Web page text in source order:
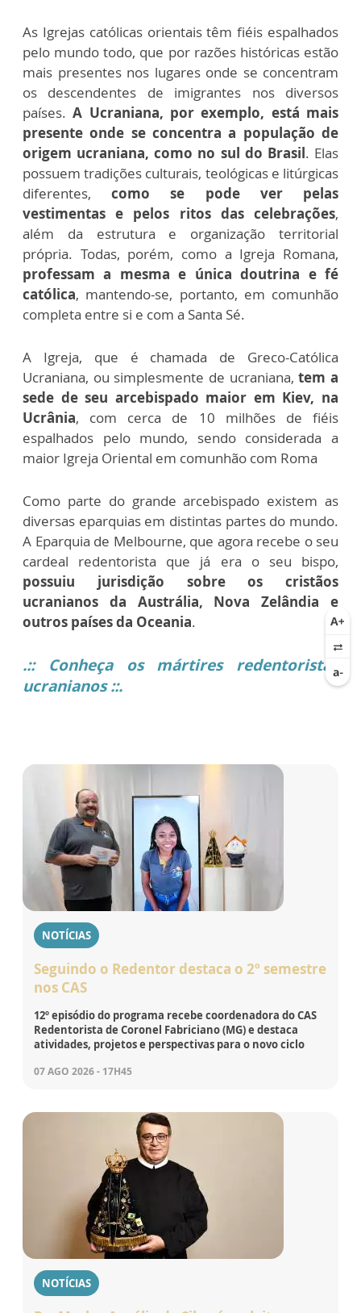
As Igrejas católicas orientais têm fiéis espalhados
pelo mundo todo, que por razões históricas estão
mais presentes nos lugares onde se concentram
os descendentes de imigrantes nos diversos
países.A Ucraniana, por exemplo, está mais
presente onde se concentra a população de
origem ucraniana, como no sul do Brasil. Elas
possuem tradições culturais, teológicas e litúrgicas
diferentes,como se pode ver pelas
vestimentas e pelos ritos das celebrações,
além da estrutura e organização territorial
própria. Todas, porém, como a Igreja Romana,
professam a mesma e única doutrina e fé
católica, mantendo-se, portanto, em comunhão
completa entre si e com a Santa Sé.
A Igreja, que é chamada de Greco-Católica
Ucraniana, ou simplesmente de ucraniana,tem a
sede de seu arcebispado maior em Kiev, na
Ucrânia, com cerca de 10 milhões de fiéis
espalhados pelo mundo, sendo considerada a
maior Igreja Oriental em comunhão com Roma
Como parte do grande arcebispado existem as
diversas eparquias em distintas partes do mundo.
A Eparquia de Melbourne, que agora recebe o seu
cardeal redentorista que já era o seu bispo,
possuiu jurisdição sobre os cristãos
ucranianos da Austrália, Nova Zelândia e
outros países da Oceania.
.:: Conheça os mártires redentoristas
ucranianos ::.
NOTÍCIAS
Seguindo o Redentor destaca o 2º semestre
nos CAS
12º episódio do programa recebe coordenadora do CAS
Redentorista de Coronel Fabriciano (MG) e destaca
atividades, projetos e perspectivas para o novo ciclo
07 AGO 2026 - 17H45
NOTÍCIAS